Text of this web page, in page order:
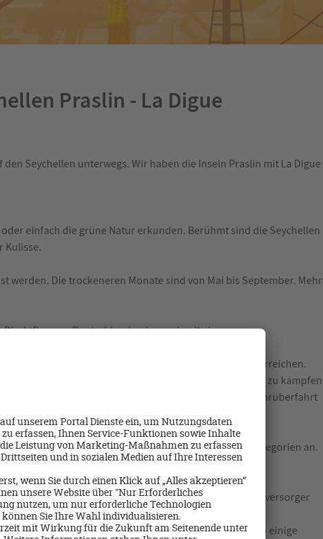
Praslin - La Digue
Seychellen unterwegs. Wir haben die Inseln Praslin mit La Digue
einfach die grüne Natur erkunden. Berühmt sind die Seychellen
Kulisse.
werden. Die trockeneren Monate sind von Mai bis September. Mehr
von Deutschland, oder auch mit einer
liegt auf Mahe.
Praslin zu gelangen La Digue ist nur per Fähre zu erreichen.
und einfach schneller. Wer mit Reiseübelkeit zu kämpfen
Der Flug dauert bis Praslin ca. 20 Minuten und die Fährüberfahrt
Inselkombinationen mit unterschiedlichen Hotelkategorien an.
gebucht werden.
in der Bungalow AnlageCote d´ Footprints.
Eine Selbstversorger
Strand gelegen.
liegt nur 500 Meter vom Ortszentrum entfernt, wo einige